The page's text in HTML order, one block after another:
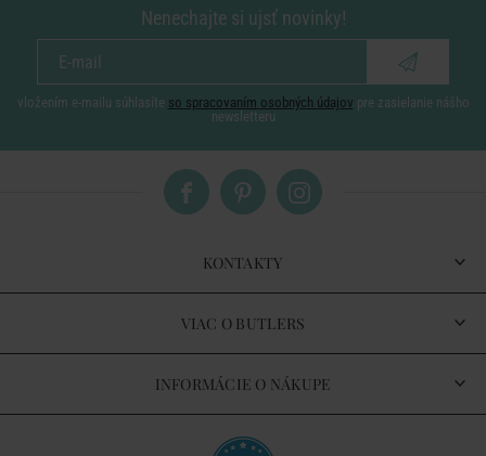
Nenechajte si ujsť novinky!
vložením e-mailu súhlasíte so spracovaním osobných údajov pre zasielanie nášho
newsletteru
KONTAKTY
VIAC O BUTLERS
INFORMÁCIE O NÁKUPE